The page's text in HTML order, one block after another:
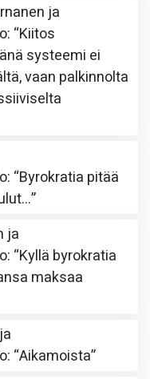
ja
: “Kiitos
systeemi ei
vaan palkinnolta
: “Byrokratia pitää
”
ja
: “Kyllä byrokratia
maksaa
: “Aikamoista”